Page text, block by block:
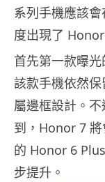
系列手機應該
度出現了
首先第一款曝
該款手機依然
屬邊框設計。
到，Honor 7
的 Honor 6
步提升。